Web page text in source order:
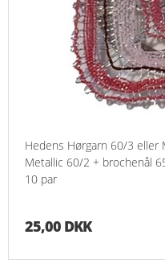
Hedens Hørgarn 60/3 eller
Metallic 60/2 + brochenål
10 par
25,00 DKK